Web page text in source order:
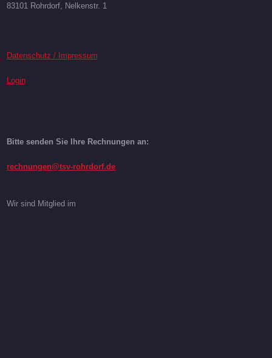
83101 Rohrdorf, Nelkenstr. 1
Datenschutz / Impressum
Login
Bitte senden Sie Ihre Rechnungen an:
rechnungen@tsv-rohrdorf.de
Wir sind Mitglied im